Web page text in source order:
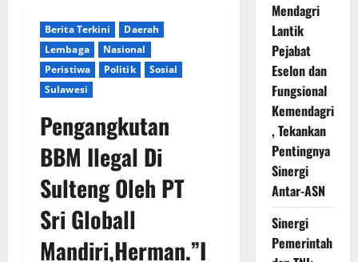
Berita Terkini
Daerah
Lembaga
Nasional
Peristiwa
Politik
Sosial
Sulawesi
Pengangkutan
BBM Ilegal Di
Sulteng Oleh PT
Sri Globall
Mandiri,Herman.”I
Mendagri
Lantik
Pejabat
Eselon dan
Fungsional
Kemendagri
, Tekankan
Pentingnya
Sinergi
Antar-ASN
Sinergi
Pemerintah